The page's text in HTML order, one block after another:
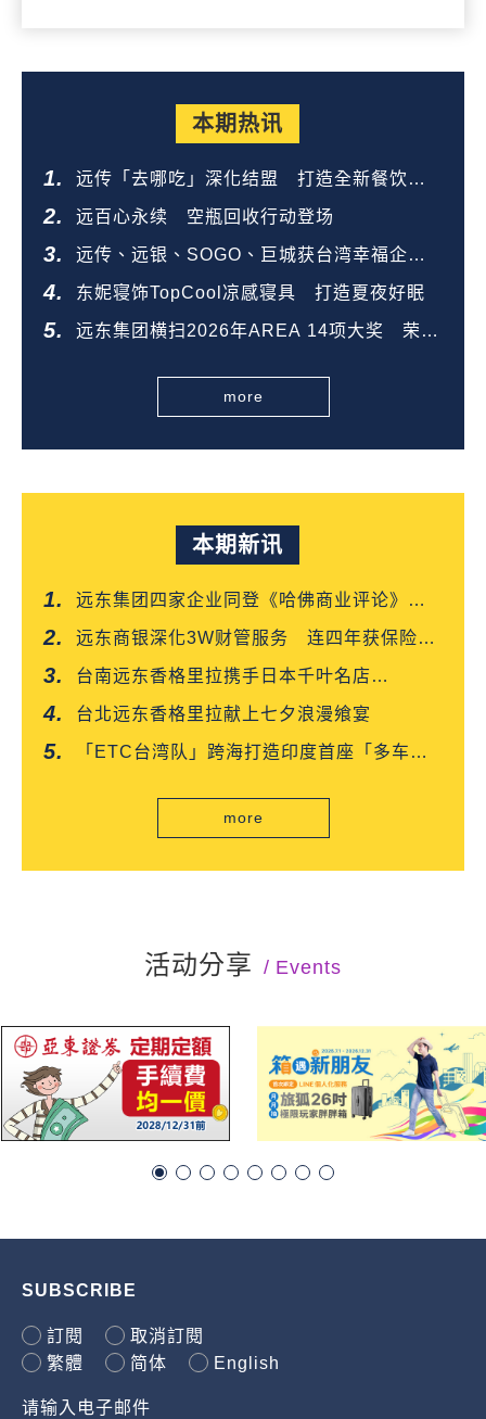
本期热讯
远传「去哪吃」深化结盟 打造全新餐饮生
态圈
远百心永续 空瓶回收行动登场
远传、远银、SOGO、巨城获台湾幸福企业
金奖
东妮寝饰TopCool凉感寝具 打造夏夜好眠
远东集团横扫2026年AREA 14项大奖 荣登
more
本期新讯
远东集团四家企业同登《哈佛商业评论》
「台湾企业领袖100强」
远东商银深化3W财管服务 连四年获保险信
望爱双奖肯定
台南远东香格里拉携手日本千叶名店
「CROISSANT」 得奖可颂抢先上市
台北远东香格里拉献上七夕浪漫飨宴
「ETC台湾队」跨海打造印度首座「多车道
more
活动分享 Events
SUBSCRIBE
訂閱
取消訂閱
繁體
简体 English
请输入电子邮件